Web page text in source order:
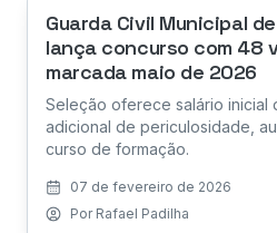
Guarda Civil Municipal
lança concurso com 48
marcada maio de 2026
Seleção oferece salário inicial
adicional de periculosidade,
curso de formação.
07 de fevereiro de 2026
Por Rafael Padilha